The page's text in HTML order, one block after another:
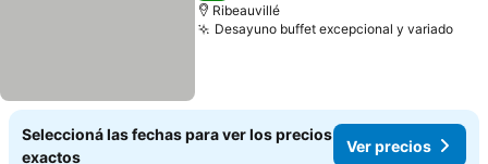
Ribeauvillé
Desayuno buffet excepcional y variadoVer
Seleccioná las fechas para ver los precios
exactos
Ver precios